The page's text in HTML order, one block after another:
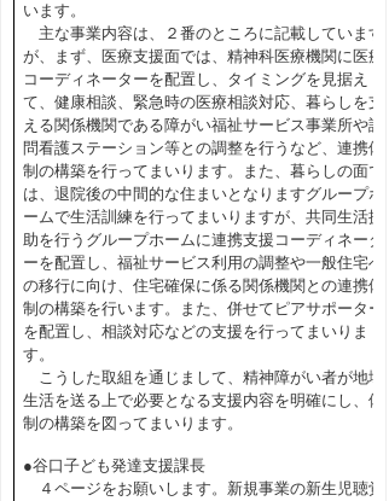
います。
主な事業内容は、２番のところに記載しています
が、まず、医療支援面では、精神科医療機関に医療
コーディネーターを配置し、タイミングを見据え
て、健康相談、緊急時の医療相談対応、暮らしを支
える関係機関である障がい福祉サービス事業所や訪
問看護ステーション等との調整を行うなど、連携体
制の構築を行ってまいります。また、暮らしの面で
は、退院後の中間的な住まいとなりますグループホ
ームで生活訓練を行ってまいりますが、共同生活援
助を行うグループホームに連携支援コーディネータ
ーを配置し、福祉サービス利用の調整や一般住宅へ
の移行に向け、住宅確保に係る関係機関との連携体
制の構築を行います。また、併せてピアサポーター
を配置し、相談対応などの支援を行ってまいりま
す。
こうした取組を通じまして、精神障がい者が地域
生活を送る上で必要となる支援内容を明確にし、体
制の構築を図ってまいります。
●谷口子ども発達支援課長
４ページをお願いします。新規事業の新生児聴覚